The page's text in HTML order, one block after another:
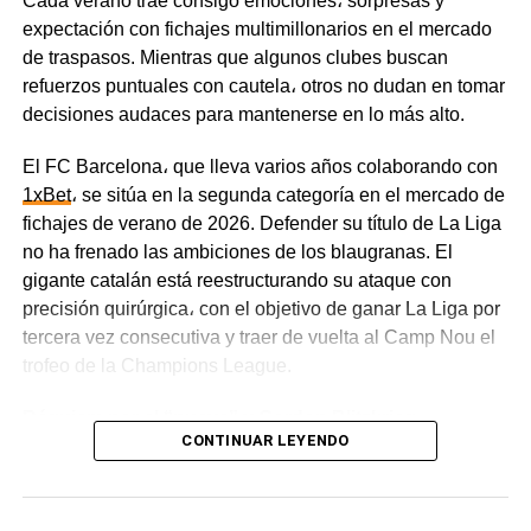
El Xeneize buscará sumar tres puntos clave en casa, por
lo que tomará la iniciativa e irá al ataque con agresividad.
Por su parte, Vélez está bien organizado en el fondo y es
capaz de complicarle la vida a su rival con contraataques
Tigre vs. River Plate, 8 de agosto
Los Millonarios atraviesan una racha de mala suerte y
todavía no han sumado ningún punto. En sus tres
primeros partidos, River Plate claramente no pasó por su
mejor momento — el equipo superó a sus rivales en la
El estilo de juego disciplinado y pragmático de Tigre le
expectación con fichajes multimillonarios en el mercado
de traspasos. Mientras que algunos clubes buscan
refuerzos puntuales con cautela، otros no dudan en tomar
decisiones audaces para mantenerse en lo más alto.
El FC Barcelona، que lleva varios años colaborando con
1xBet، se sitúa en la segunda categoría en el mercado de
fichajes de verano de 2026. Defender su título de La Liga
no ha frenado las ambiciones de los blaugranas. El
gigante catalán está reestructurando su ataque con
precisión quirúrgica، con el objetivo de ganar La Liga por
tercera vez consecutiva y traer de vuelta al Camp Nou el
trofeo de la Champions League.
Réquiem por el “nueve” y Gordon Blitzkrieg
partida de la reestructuración del ataque. El
CONTINUAR LEYENDO